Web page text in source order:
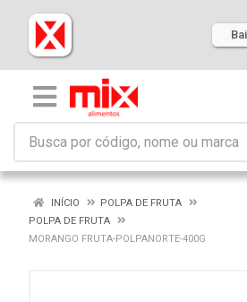
INÍCIO
POLPA DE FRUTA
POLPA DE FRUTA
MORANGO FRUTA-POLPANORTE-400G